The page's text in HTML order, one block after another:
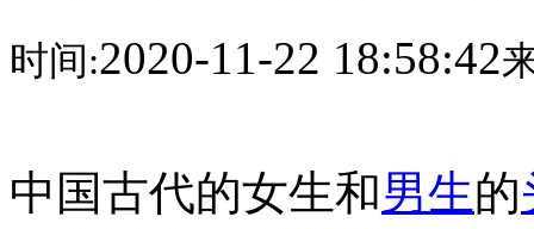
时间:2020-11-22 18:58:42
中国古代的女生和男生的